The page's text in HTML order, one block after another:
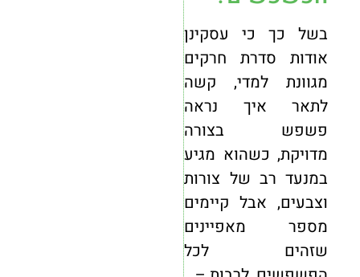
בשל כך כי עסקינן
אודות סדרת חרקים
מגוונת למדי, קשה
לתאר איך נראה
פשפש בצורה
מדויקת, כשהוא מגיע
במנעד רב של צורות
וצבעים, אבל קיימים
מספר מאפיינים
שזהים לכל